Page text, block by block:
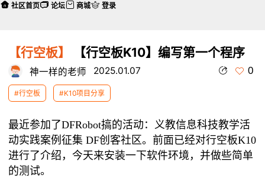
【行空板】 【行空板K10】编写第一个程序
神一样的老师 2025.01.07 0
#行空板 #K10项目分享
最近参加了DFRobot搞的活动： 义教信息科技教学活
动实践案例征集 DF创客社区。前面已经对行空板K10
进行了介绍，今天来安装一下软件环境，并做些简单
的测试。
社区首页 论坛 商城 登录